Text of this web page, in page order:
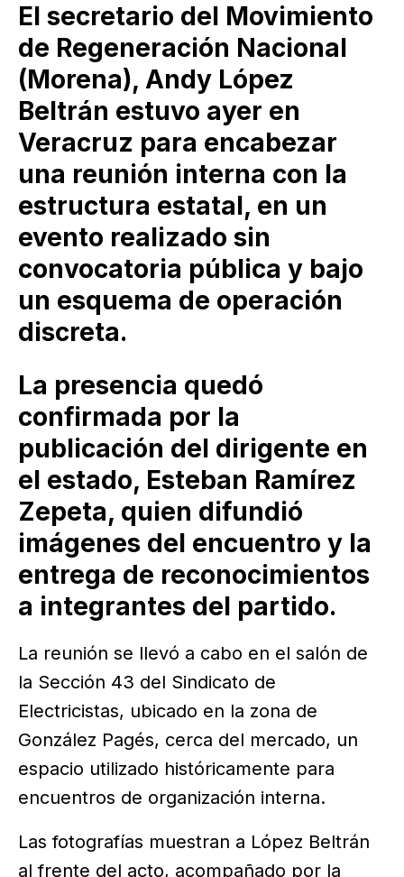
El secretario del Movimiento
de Regeneración Nacional
(Morena), Andy López
Beltrán estuvo ayer en
Veracruz para encabezar
una reunión interna con la
estructura estatal, en un
evento realizado sin
convocatoria pública y bajo
un esquema de operación
discreta.
La presencia quedó
confirmada por la
publicación del dirigente en
el estado, Esteban Ramírez
Zepeta, quien difundió
imágenes del encuentro y la
entrega de reconocimientos
a integrantes del partido.
La reunión se llevó a cabo en el salón de
la Sección 43 del Sindicato de
Electricistas, ubicado en la zona de
González Pagés, cerca del mercado, un
espacio utilizado históricamente para
encuentros de organización interna.
Las fotografías muestran a López Beltrán
al frente del acto, acompañado por la